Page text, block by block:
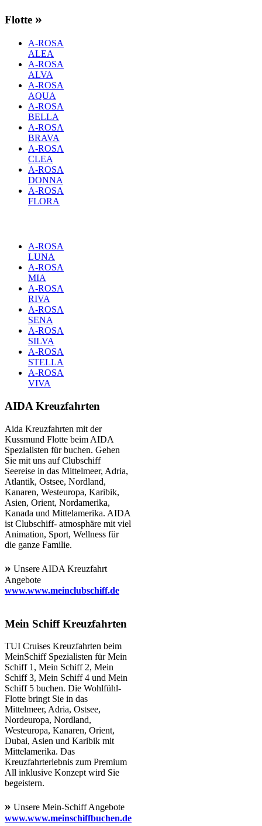
Flotte »
A-ROSA
ALEA
A-ROSA
ALVA
A-ROSA
AQUA
A-ROSA
BELLA
A-ROSA
BRAVA
A-ROSA
CLEA
A-ROSA
DONNA
A-ROSA
FLORA
A-ROSA
LUNA
A-ROSA
MIA
A-ROSA
RIVA
A-ROSA
SENA
A-ROSA
SILVA
A-ROSA
STELLA
A-ROSA
VIVA
AIDA Kreuzfahrten
Aida Kreuzfahrten mit der
Kussmund Flotte beim AIDA
Spezialisten für buchen. Gehen
Sie mit uns auf Clubschiff
Seereise in das Mittelmeer, Adria,
Atlantik, Ostsee, Nordland,
Kanaren, Westeuropa, Karibik,
Asien, Orient, Nordamerika,
Kanada und Mittelamerika. AIDA
ist Clubschiff- atmosphäre mit viel
Animation, Sport, Wellness für
die ganze Familie.
» Unsere AIDA Kreuzfahrt
Angebote
www.www.meinclubschiff.de
Mein Schiff Kreuzfahrten
TUI Cruises Kreuzfahrten beim
MeinSchiff Spezialisten für Mein
Schiff 1, Mein Schiff 2, Mein
Schiff 3, Mein Schiff 4 und Mein
Schiff 5 buchen. Die Wohlfühl-
Flotte bringt Sie in das
Mittelmeer, Adria, Ostsee,
Nordeuropa, Nordland,
Westeuropa, Kanaren, Orient,
Dubai, Asien und Karibik mit
Mittelamerika. Das
Kreuzfahrterlebnis zum Premium
All inklusive Konzept wird Sie
begeistern.
» Unsere Mein-Schiff Angebote
www.www.meinschiffbuchen.de